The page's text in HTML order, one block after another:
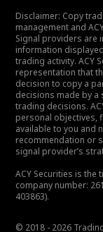
Disclaimer: Copy
management and
Signal providers are
information
trading activity. ACY
representation that
decision to copy a
decisions made by
trading decisions.
personal objectives,
available to you and
recommendation or
signal provider’s
ACY Securities is the
company number:
403863).
© 2018 - 2026